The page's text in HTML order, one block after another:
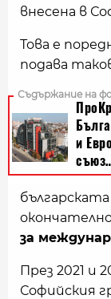
внесена в
Това е
подава
за
През 2021 и
Софийския